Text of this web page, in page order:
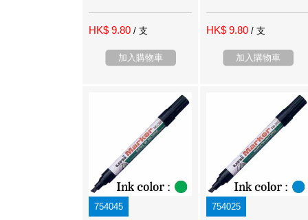
HK$ 9.80 / 支
加入購物車
HK$ 9.80 / 支
加入購物車
754045
754025